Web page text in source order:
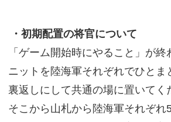
・初期配置の将官について
「ゲーム開始時にやること」が
ニットを陸海軍それぞれでひとま
裏返しにして共通の場に置いてく
そこから山札から陸海軍それぞれ